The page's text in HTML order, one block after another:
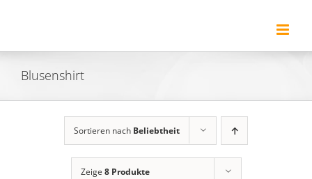
springen
Blusenshirt
Sortieren nach Beliebtheit
Zeige 8 Produkte